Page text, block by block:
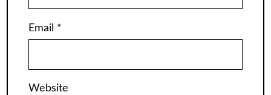
Email *
Website